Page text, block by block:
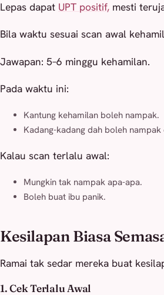
Lepas dapat UPT positif, mesti
Bila waktu sesuai scan awal
Jawapan: 5–6 minggu kehamilan.
Pada waktu ini:
Kantung kehamilan boleh nampak.
Kadang-kadang dah boleh nampak
Kalau scan terlalu awal:
Mungkin tak nampak apa-apa.
Boleh buat ibu panik.
Kesilapan Biasa
Ramai tak sedar mereka buat
1. Cek Terlalu Awal